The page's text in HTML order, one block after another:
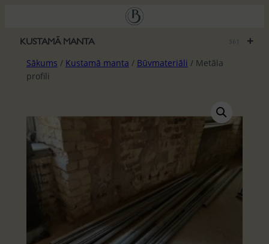
saturu
+
KUSTAMĀ MANTA
Sākums / Kustamā manta / Būvmateriāli / Metāla
profili